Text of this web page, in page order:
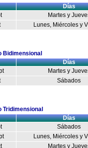
Días
Martes y
Lunes, Miércoles y
Bidimensional
Días
Martes y
Sábados
Tridimensional
Días
Sábados
Lunes, Miércoles y
Martes y